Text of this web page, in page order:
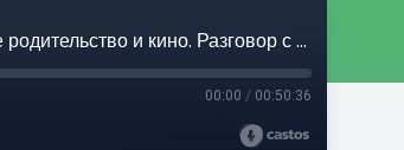
Podcast #47 Современное родительство и кино. Разговор с художницей по костюмам Катей Павелко и журналистом Анзором Канкуловым.
00:00 / 00:50:36